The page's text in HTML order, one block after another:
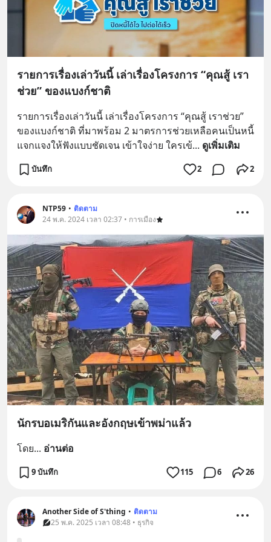
รายการเรื่องเล่าวันนี้ เล่าเรื่องโครงการ “คุณสู้ เรา
ช่วย” ของแบงก์ชาติ
รายการเรื่องเล่าวันนี้ เล่าเรื่องโครงการ “คุณสู้ เราช่วย”
ของแบงก์ชาติ ที่มาพร้อม 2 มาตรการช่วยเหลือคนเป็นหนี้
แจกแจงให้ฟังแบบชัดเจน เข้าใจง่าย ใครเข้... ดูเพิ่มเติม
บันทึก 2 2
NTP59 • ติดตาม
24 พ.ค. 2024 เวลา 02:37 • การเมือง
นักรบอเมริกันและอังกฤษเข้าพม่าแล้ว
โดย... อ่านต่อ
9 บันทึก 115 6 26
Another Side of S'thing • ติดตาม
25 พ.ค. 2025 เวลา 08:48 • ธุรกิจ